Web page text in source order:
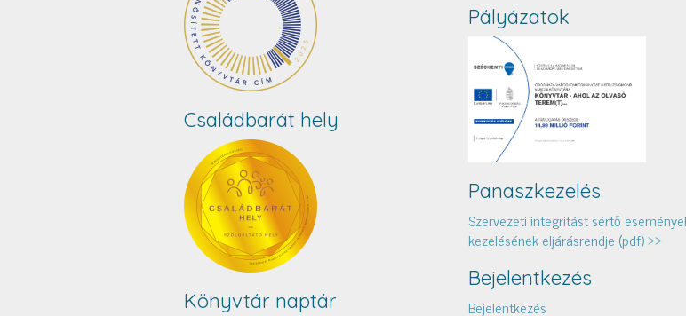
Családbarát hely
Könyvtár naptár
Pályázatok
Panaszkezelés
Szervezeti integritást sértő
kezelésének eljárásrendje (pdf) >>
Bejelentkezés
Bejelentkezés